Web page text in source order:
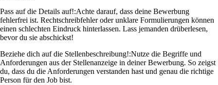
Pass auf die Details auf!:Achte darauf, dass deine Bewerbung
fehlerfrei ist. Rechtschreibfehler oder unklare Formulierungen können
einen schlechten Eindruck hinterlassen. Lass jemanden drüberlesen,
bevor du sie abschickst!
Beziehe dich auf die Stellenbeschreibung!:Nutze die Begriffe und
Anforderungen aus der Stellenanzeige in deiner Bewerbung. So zeigst
du, dass du die Anforderungen verstanden hast und genau die richtige
Person für den Job bist.